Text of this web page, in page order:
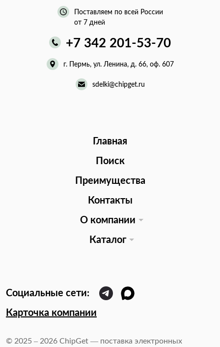
Поставляем по всей России
от 7 дней
+7 342 201-53-70
г. Пермь, ул. Ленина, д. 66, оф. 607
sdelki@chipget.ru
Главная
Поиск
Преимущества
Контакты
О компании
Каталог
Карточка компании
© 2025 – 2026 ChipGet — поставка электронных